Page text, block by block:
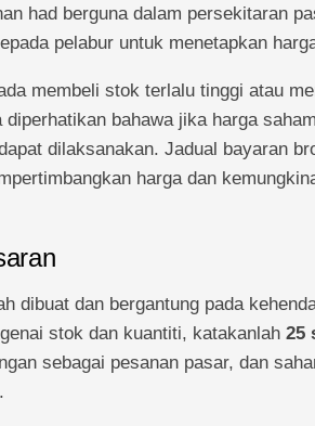
had berguna dalam persekitaran
pelabur untuk menetapkan
membeli stok terlalu tinggi atau
bahawa jika harga
dilaksanakan. Jadual bayaran
harga dan
dibuat dan bergantung pada
stok dan kuantiti, katakanlah 25
sebagai pesanan pasar, dan